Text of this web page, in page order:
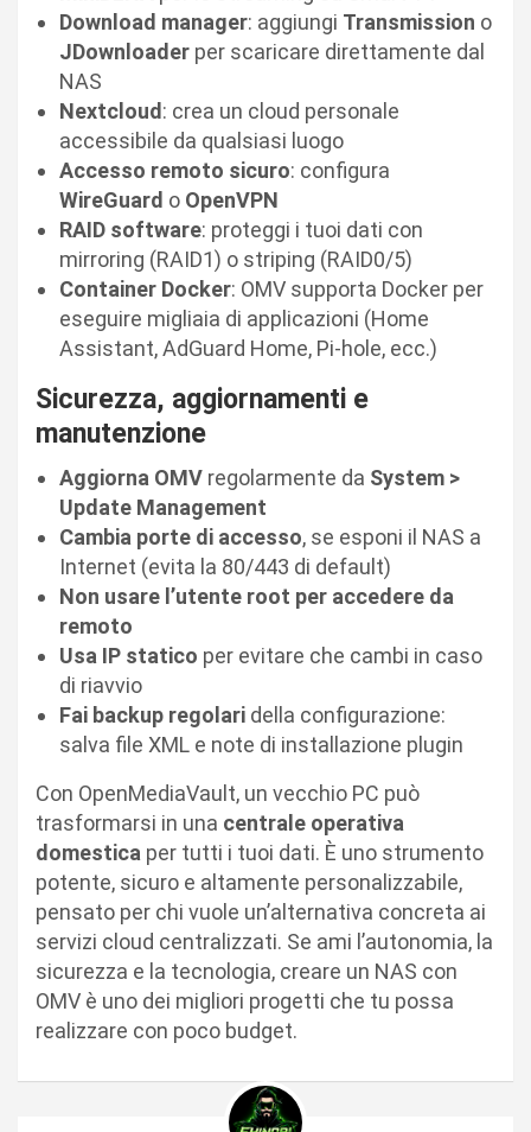
Download manager: aggiungi Transmission o
JDownloader per scaricare direttamente dal
NAS
Nextcloud: crea un cloud personale
accessibile da qualsiasi luogo
Accesso remoto sicuro: configura
WireGuard o OpenVPN
RAID software: proteggi i tuoi dati con
mirroring (RAID1) o striping (RAID0/5)
Container Docker: OMV supporta Docker per
eseguire migliaia di applicazioni (Home
Assistant, AdGuard Home, Pi-hole, ecc.)
Sicurezza, aggiornamenti e
manutenzione
Aggiorna OMV regolarmente da System >
Update Management
Cambia porte di accesso, se esponi il NAS a
Internet (evita la 80/443 di default)
Non usare l’utente root per accedere da
remoto
Usa IP statico per evitare che cambi in caso
di riavvio
Fai backup regolari della configurazione:
salva file XML e note di installazione plugin
Con OpenMediaVault, un vecchio PC può
trasformarsi in una centrale operativa
domestica per tutti i tuoi dati. È uno strumento
potente, sicuro e altamente personalizzabile,
pensato per chi vuole un’alternativa concreta ai
servizi cloud centralizzati. Se ami l’autonomia, la
sicurezza e la tecnologia, creare un NAS con
OMV è uno dei migliori progetti che tu possa
realizzare con poco budget.